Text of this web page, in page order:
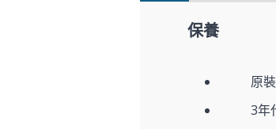
保養
原
3年